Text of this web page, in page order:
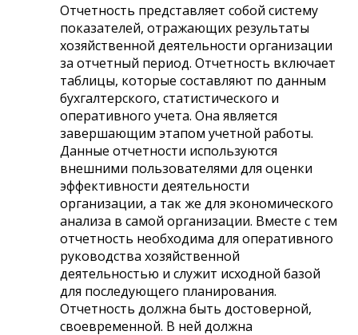
Отчетность представляет собой систему
показателей, отражающих результаты
хозяйственной деятельности организации
за отчетный период. Отчетность включает
таблицы, которые составляют по данным
бухгалтерского, статистического и
оперативного учета. Она является
завершающим этапом учетной работы.
Данные отчетности используются
внешними пользователями для оценки
эффективности деятельности
организации, а так же для экономического
анализа в самой организации. Вместе с тем
отчетность необходима для оперативного
руководства хозяйственной
деятельностью и служит исходной базой
для последующего планирования.
Отчетность должна быть достоверной,
своевременной. В ней должна